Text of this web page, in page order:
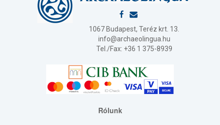
1067 Budapest, Teréz krt. 13.
info@archaeolingua.hu
Tel./Fax: +36 1 375-8939
Rólunk